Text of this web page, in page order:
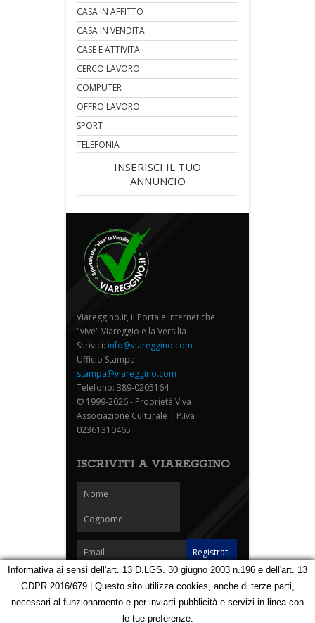
CASA IN AFFITTO
CASA IN VENDITA
CASE E ATTIVITA'
CERCO LAVORO
COMPUTER
OFFRO LAVORO
SPORT
TELEFONIA
INSERISCI IL TUO
ANNUNCIO
Viareggino.it, il Portale internet che
"vive" Viareggio e la Versilia
Scrivici: info@viareggino.com
Ufficio Stampa:
stampa@viareggino.com
Telefono: 389-0205164
© 1999-2026 - Proprietà Viva
Associazione Culturale | P.Iva
02361310465
ISCRIVITI A VIAREGGINO
Homepage Notizie Speciali Eventi
Foto Carnevale
Informativa ai sensi dell'art. 13 D.LGS. 30 giugno 2003 n.196 e dell'art. 13
GDPR 2016/679 | Questo sito utilizza cookies, anche di terze parti,
necessari al funzionamento e per inviarti pubblicità e servizi in linea con
le tue preferenze.